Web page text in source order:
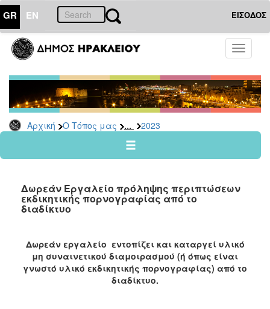
GR EN ΕΙΣΟΔΟΣ
Toggle
Αρχική Ο Τόπος μας ... 2023
ΤΟΠΟΣ
ΜΑΣ
Ανακοινώσεις
Αρχείο
2026
2024
2022
2021
2019
2018
Δωρεάν Εργαλείο πρόληψης περιπτώσεων
εκδικητικής πορνογραφίας από το
διαδίκτυο
Δωρεάν εργαλείο εντοπίζει και καταργεί υλικό
μη συναινετικού διαμοιρασμού (ή όπως είναι
γνωστό υλικό εκδικητικής πορνογραφίας) από το
διαδίκτυο.